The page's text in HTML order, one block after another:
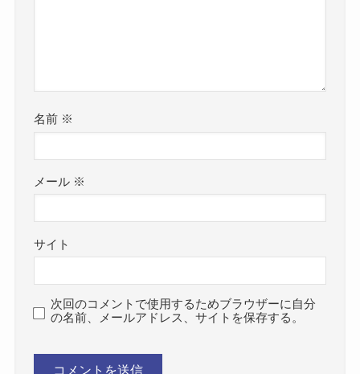
名前 ※
メール ※
サイト
次回のコメントで使用するためブラウザーに自分
の名前、メールアドレス、サイトを保存する。